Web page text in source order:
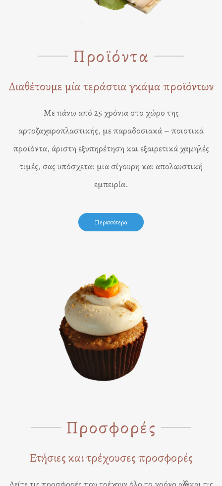
Προϊόντα
Διαθέτουμε μία τεράστια γκάμα προϊόντων
Με πάνω από 25 χρόνια στο χώρο της
αρτοζαχαροπλαστικής, με παραδοσιακά – ποιοτικά
προϊόντα, άριστη εξυπηρέτηση και εξαιρετικά χαμηλές
τιμές, σας υπόσχεται μια σίγουρη και απολαυστική
εμπειρία.
Περισσότερα
Προσφορές
Ετήσιες και τρέχουσες προσφορές